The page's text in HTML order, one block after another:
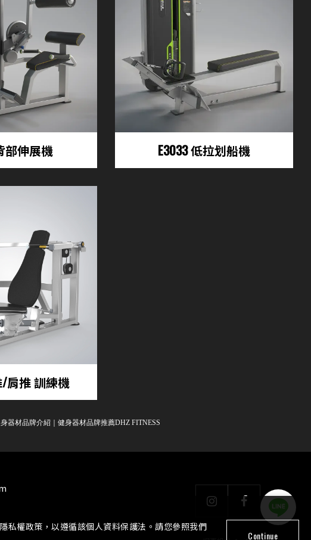
部伸展機 E3033 低拉划船機
/肩推 訓練機
器材品牌介紹｜ 健身器材品牌推薦DHZ FITNESS
私權政策，以遵循該個人資料保護法。請您參照我們
Continue